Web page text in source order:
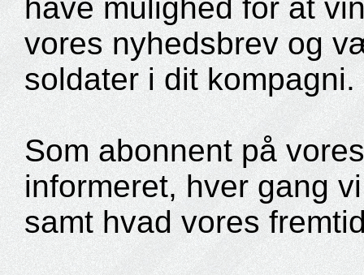
have mulighed for at
vores nyhedsbrev og
soldater i dit kompagni.
Som abonnent på
informeret, hver gang
samt hvad vores